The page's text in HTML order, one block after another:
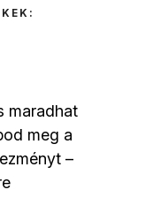
maradhat
meg a
–